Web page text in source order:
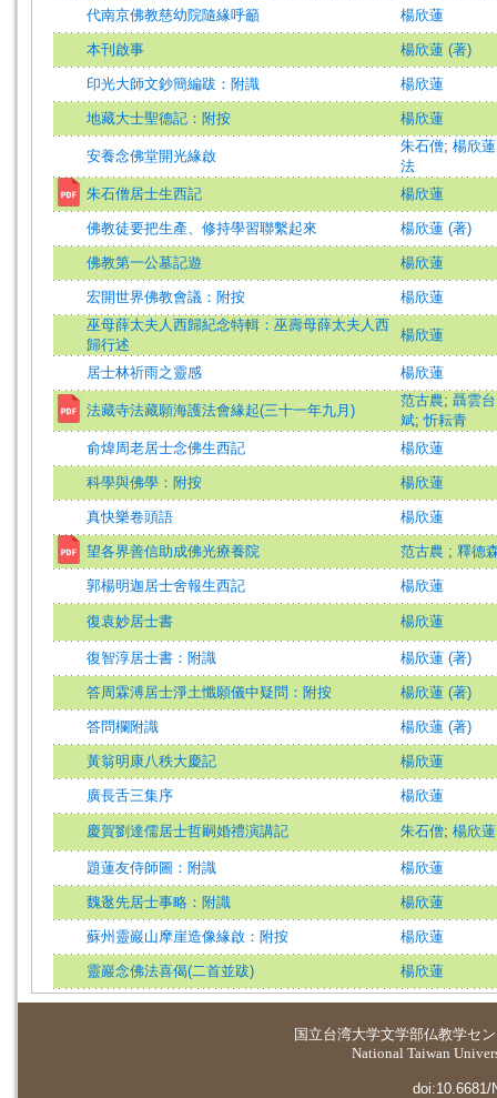
代南京佛教慈幼院隨緣呼籲 楊欣蓮
本刊啟事 楊欣蓮 (著)
印光大師文鈔簡編跋：附識 楊欣蓮
地藏大士聖德記：附按 楊欣蓮
安養念佛堂開光緣啟
朱石僧; 楊欣蓮
法
朱石僧居士生西記
楊欣蓮
佛教徒要把生產、修持學習聯繫起來 楊欣蓮 (著)
佛教第一公墓記遊 楊欣蓮
宏開世界佛教會議：附按
楊欣蓮
巫母薛太夫人西歸紀念特輯：巫壽母薛太夫人西
歸行述
楊欣蓮
居士林祈雨之靈感 楊欣蓮
法藏寺法藏願海護法會緣起(三十一年九月)
范古農; 聶雲台
斌;忻耘青
俞煒周老居士念佛生西記
楊欣蓮
科學與佛學：附按 楊欣蓮
真快樂卷頭語 楊欣蓮
望各界善信助成佛光療養院 范古農 ; 釋德
郭楊明迦居士舍報生西記 楊欣蓮
復袁妙居士書 楊欣蓮
復智淳居士書：附識 楊欣蓮 (著)
答周霖溥居士淨土懺願儀中疑問：附按 楊欣蓮 (著)
答問欄附識 楊欣蓮 (著)
黃翁明康八秩大慶記 楊欣蓮
廣長舌三集序 楊欣蓮
慶賀劉達儒居士哲嗣婚禮演講記 朱石僧; 楊欣蓮
題蓮友侍師圖：附識 楊欣蓮
魏逖先居士事略：附識 楊欣蓮
蘇州靈巖山摩崖造像緣啟：附按 楊欣蓮
靈巖念佛法喜偈(二首並跋) 楊欣蓮
国立台湾大学文学部仏教学セ
National Taiwan
doi:10.6681/